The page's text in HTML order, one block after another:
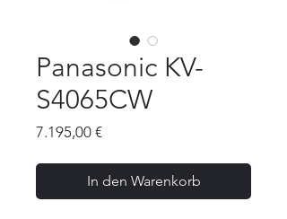
Panasonic KV-
S4065CW
7.195,00 €Preis
In den Warenkorb